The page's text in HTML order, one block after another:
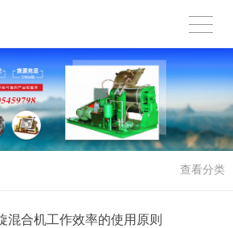
查看分类
混合机工作效率的使用原则